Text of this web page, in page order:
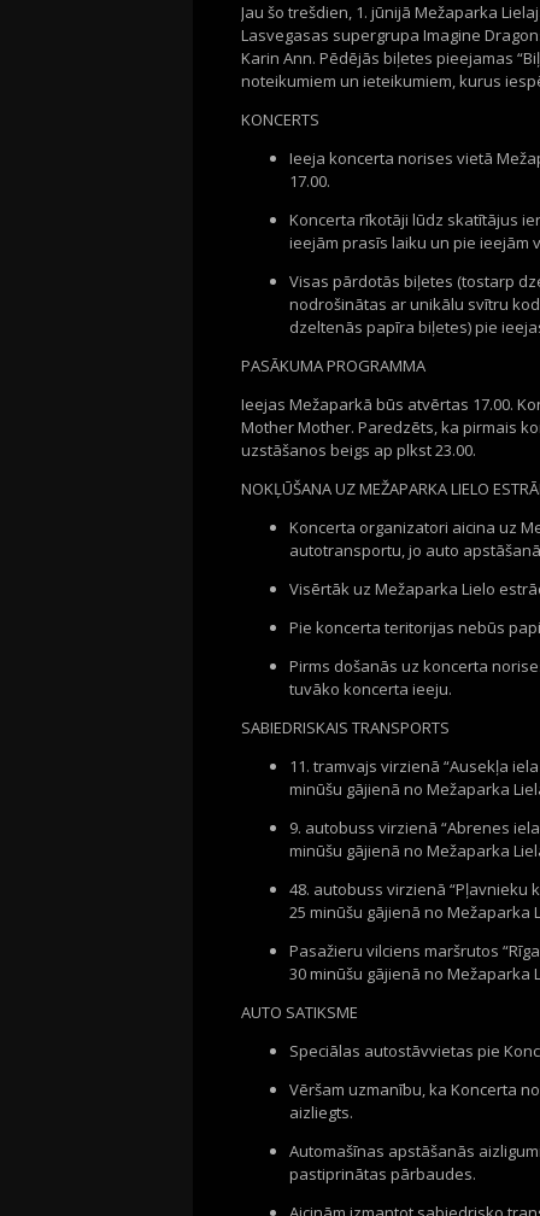
Jau šo trešdien, 1. jūnijā Mežaparka
Lasvegasas supergrupa Imagine
Karin Ann. Pēdējās biļetes pieejamas
noteikumiem un ieteikumiem, kurus
KONCERTS
Ieeja koncerta norises vietā
17.00.
Koncerta rīkotāji lūdz skatītājus
ieejām prasīs laiku un pie ieejām
Visas pārdotās biļetes (tostarp
nodrošinātas ar unikālu svītru
dzeltenās papīra biļetes) pie
PASĀKUMA PROGRAMMA
Ieejas Mežaparkā būs atvērtas 17.00.
Mother Mother. Paredzēts, ka pirmais
uzstāšanos beigs ap plkst 23.00.
NOKĻŪŠANA UZ MEŽAPARKA LIELO
Koncerta organizatori aicina uz
autotransportu, jo auto
Visērtāk uz Mežaparka Lielo
Pie koncerta teritorijas nebūs
Pirms došanās uz koncerta
tuvāko koncerta ieeju.
SABIEDRISKAIS TRANSPORTS
11. tramvajs virzienā “Ausekļa
minūšu gājienā no Mežaparka
9. autobuss virzienā “Abrenes
minūšu gājienā no Mežaparka
48. autobuss virzienā “Pļavnieku
25 minūšu gājienā no Mežaparka
Pasažieru vilciens maršrutos
30 minūšu gājienā no Mežaparka
AUTO SATIKSME
Speciālas autostāvvietas pie
Vēršam uzmanību, ka Koncerta
aizliegts.
Automašīnas apstāšanās
pastiprinātas pārbaudes.